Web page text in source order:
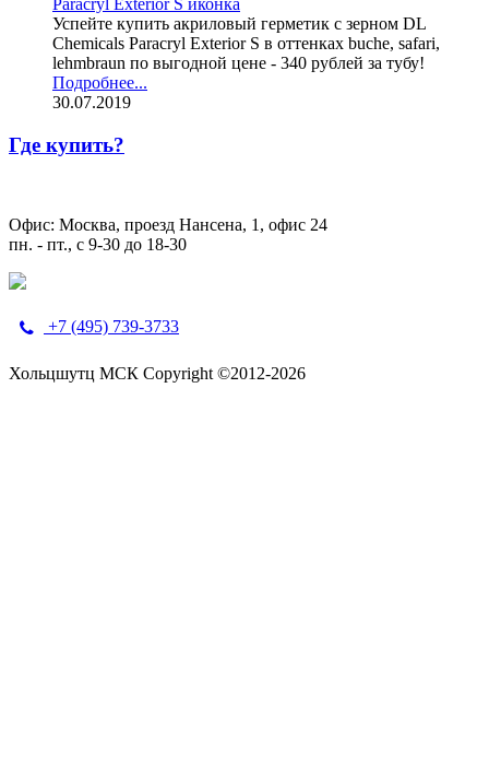
Успейте купить акриловый герметик с зерном DL
Chemicals Paracryl Exterior S в оттенках buche, safari,
lehmbraun по выгодной цене - 340 рублей за тубу!
Подробнее...
30.07.2019
Где купить?
Офис: Москва, проезд Нансена, 1, офис 24
пн. - пт., с 9-30 до 18-30
+7 (495) 739-3733
Хольцшутц МСК Copyright ©2012-2026